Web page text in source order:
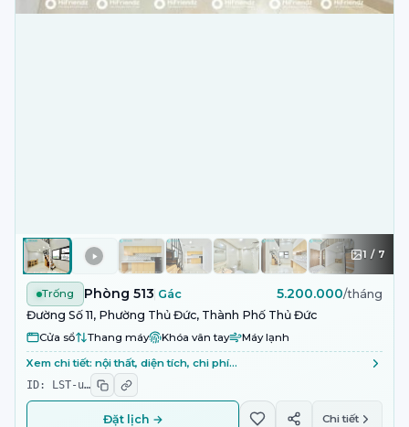
1 / 7
Trống Phòng 513 Gác 5.200.000/tháng
Đường Số 11, Phường Thủ Đức, Thành Phố Thủ Đức
Cửa sổ Thang máy Khóa vân tay Máy lạnh
Xem chi tiết: nội thất, diện tích, chi phí…
ID: LST-u…
Đặt lịch → Chi tiết